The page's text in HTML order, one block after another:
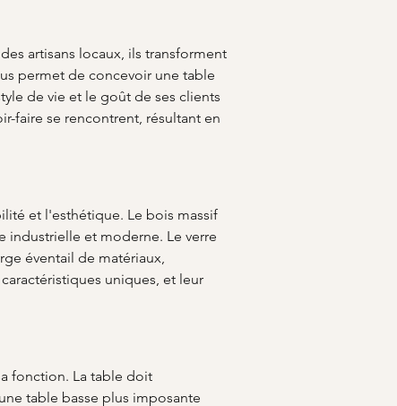
artisans locaux, ils transforment
permet de concevoir une table
de vie et le goût de ses clients
faire se rencontrent, résultant en
et l'esthétique. Le bois massif
industrielle et moderne. Le verre
éventail de matériaux,
uniques, et leur
fonction. La table doit
table basse plus imposante